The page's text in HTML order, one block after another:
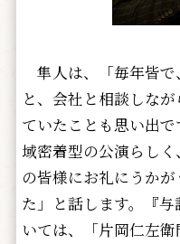
隼人は、「毎年皆で
と、会社と相談しな
ていたことも思い出
域密着型の公演らし
の皆様にお礼にうか
た」と話します。『
いては、「片岡仁左